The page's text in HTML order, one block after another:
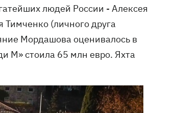
людей России - Алексея
Тимченко (личного друга
Мордашова оценивалось в
М» стоила 65 млн евро. Яхта